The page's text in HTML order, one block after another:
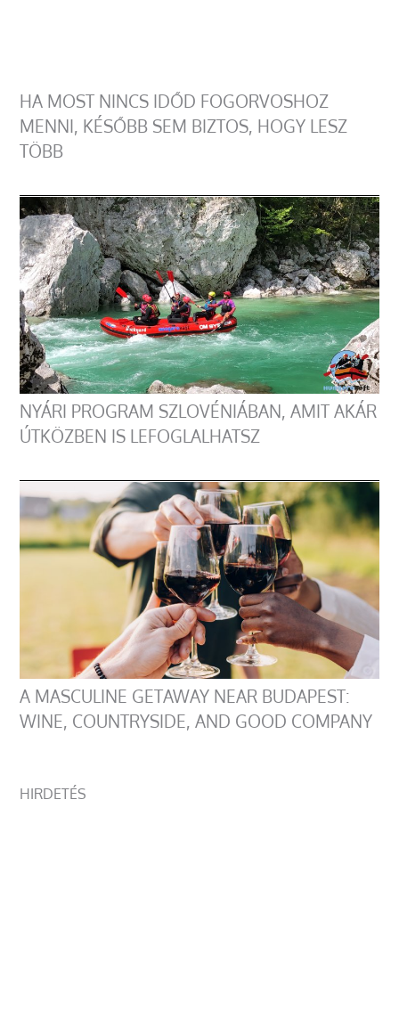
HA MOST NINCS IDŐD FOGORVOSHOZ
MENNI, KÉSŐBB SEM BIZTOS, HOGY LESZ
TÖBB
NYÁRI PROGRAM SZLOVÉNIÁBAN, AMIT AKÁR
ÚTKÖZBEN IS LEFOGLALHATSZ
A MASCULINE GETAWAY NEAR BUDAPEST:
WINE, COUNTRYSIDE, AND GOOD COMPANY
HIRDETÉS